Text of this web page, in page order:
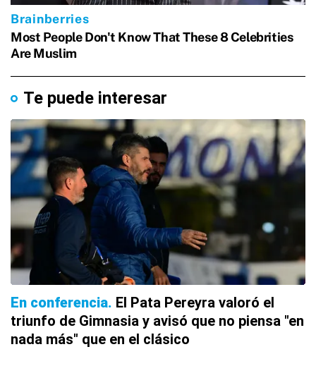
Te puede interesar
En conferencia El Pata Pereyra valoró el
triunfo de Gimnasia y avisó que no piensa "en
nada más" que en el clásico